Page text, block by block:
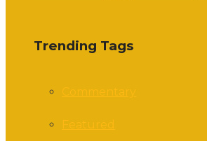
Trending Tags